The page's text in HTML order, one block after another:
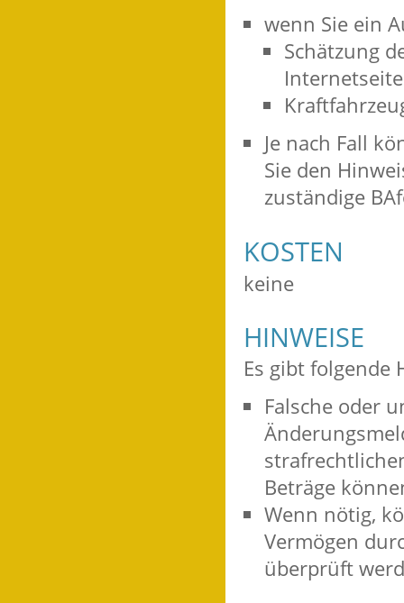
wenn Sie ein
Schätzung
Je nach Fall
Sie den
zuständige
KOSTEN
keine
HINWEISE
Es gibt folgende
Falsche oder
Beträge
Wenn nötig,
Vermögen
überprüft